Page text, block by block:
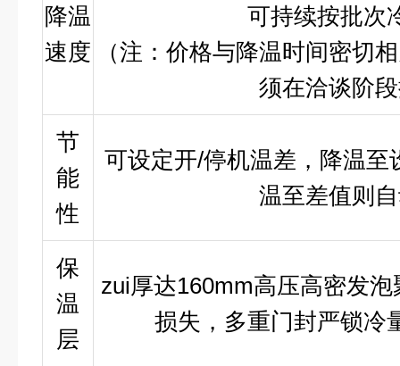
降温
速度
可持续按批次
（注：价格与降温时间密切
须在洽谈阶
节
能
性
可设定开/停机温差，降温至
温至差值则
保
温
层
zui厚达160mm高压高密发
损失，多重门封严锁冷